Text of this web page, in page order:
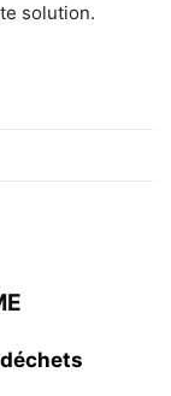
solution.